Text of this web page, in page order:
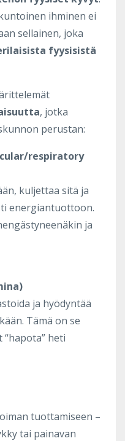
ihminen ei
sellainen, joka
fyysisistä
, jotka
perustan:
respiratory
kuljettaa sitä ja
energiantuottoon.
ja
ja hyödyntää
Tämä on se
heti
tuottamiseen –
tai painavan